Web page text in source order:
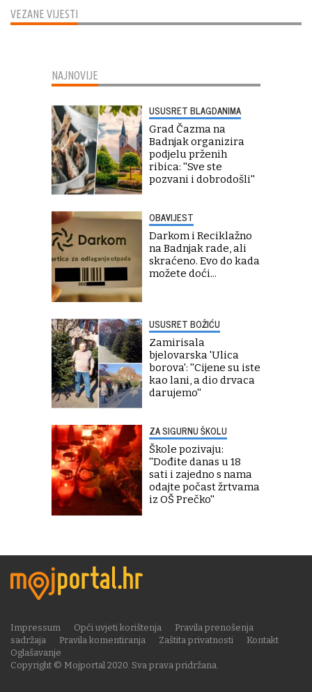
VEZANE VIJESTI
NAJNOVIJE
USUSRET BLAGDANIMA
Grad Čazma na
Badnjak organizira
podjelu prženih
ribica: ''Sve ste
pozvani i dobrodošli''
OBAVIJEST
Darkom i Reciklažno
na Badnjak rade, ali
skraćeno. Evo do kada
možete doći...
USUSRET BOŽIĆU
Zamirisala
bjelovarska 'Ulica
borova': ''Cijene su iste
kao lani, a dio drvaca
darujemo''
ZA SIGURNU ŠKOLU
Škole pozivaju:
''Dođite danas u 18
sati i zajedno s nama
odajte počast žrtvama
iz OŠ Prečko''
Copyright © Mojportal 2020. Sva prava pridržana.
Impressum Opći uvjeti korištenja
Pravila prenošenja
sadržaja
Pravila komentiranja Zaštita privatnosti
Kontakt
Oglašavanje